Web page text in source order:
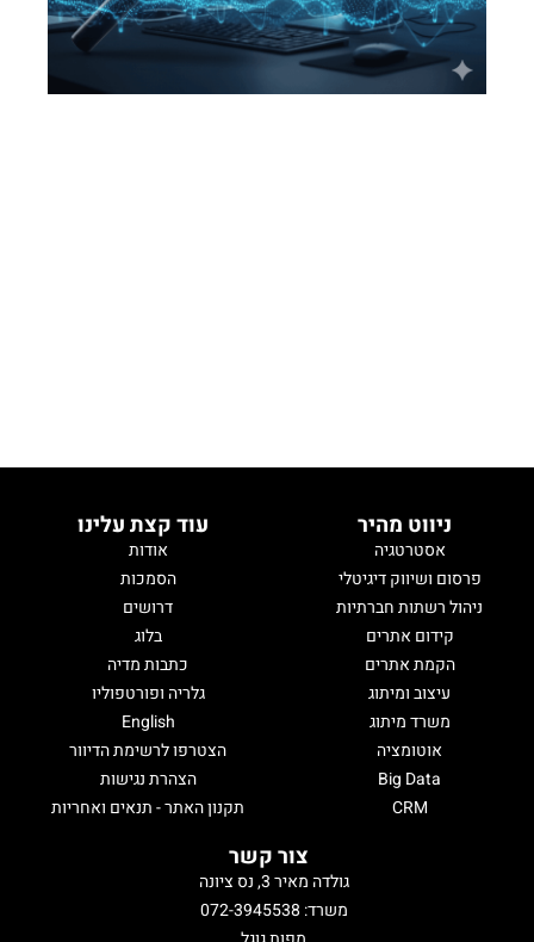
ניווט מהיר
אסטרטגיה
פרסום ושיווק דיגיטלי
ניהול רשתות חברתיות
קידום אתרים
הקמת אתרים
עיצוב ומיתוג
משרד מיתוג
אוטומציה
Big Data
CRM
עוד קצת עלינו
אודות
הסמכות
דרושים
בלוג
כתבות מדיה
גלריה ופורטפוליו
English
הצטרפו לרשימת הדיוור
הצהרת נגישות
תקנון האתר - תנאים ואחריות
צור קשר
גולדה מאיר 3, נס ציונה
משרד: 072-3945538